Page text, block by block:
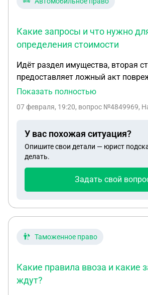
могу ли я сама подать документы
того как он приедет чтобы по
Какие запросы и что нужно
определения стоимости
Идёт раздел имущества, вторая
предоставляет ложный акт
Который ничем не подтверждён,
с учётом акта и без. Подскажите
Какие запросы и что нужно для
определения стоимости
Показать полностью
07 февраля, 19:20, вопрос №4849969,
У вас похожая ситуация?
Опишите свои детали — юрист
делать.
Задать свой
Таможенное право
Какие правила ввоза и какие
ждут?